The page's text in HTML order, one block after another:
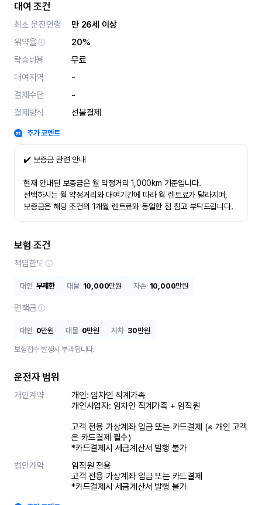
대여 조건
최소 운전연령
만 26세 이상
위약율
20%
탁송비용
무료
대여지역
-
결제수단
-
결제방식
선불결제
추가 코멘트
✔️ 보증금 관련 안내
현재 안내된 보증금은 월 약정거리 1,000km 기준입니다.
선택하시는 월 약정거리와 대여기간에 따라 월 렌트료가 달라지며,
보증금은 해당 조건의 1개월 렌트료와 동일한 점 참고 부탁드립니다.
보험 조건
책임한도
대인 무제한 대물 10,000만원 자손 10,000만원
면책금
대인 0만원 대물 0만원 자차 30만원
보험접수 발생시 부과됩니다.
운전자 범위
개인계약
개인: 임차인 직계가족
개인사업자: 임차인 직계가족 + 임직원
고객 전용 가상계좌 입금 또는 카드결제 (※ 개인 고객
은 카드결제 필수)
*카드결제시 세금계산서 발행 불가
법인계약
임직원 전용
고객 전용 가상계좌 입금 또는 카드결제
*카드결제시 세금계산서 발행 불가